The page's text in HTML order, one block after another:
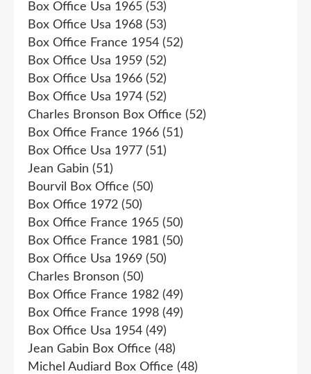
Box Office Usa 1965 (53)
Box Office Usa 1968 (53)
Box Office France 1954 (52)
Box Office Usa 1959 (52)
Box Office Usa 1966 (52)
Box Office Usa 1974 (52)
Charles Bronson Box Office (52)
Box Office France 1966 (51)
Box Office Usa 1977 (51)
Jean Gabin (51)
Bourvil Box Office (50)
Box Office 1972 (50)
Box Office France 1965 (50)
Box Office France 1981 (50)
Box Office Usa 1969 (50)
Charles Bronson (50)
Box Office France 1982 (49)
Box Office France 1998 (49)
Box Office Usa 1954 (49)
Jean Gabin Box Office (48)
Michel Audiard Box Office (48)